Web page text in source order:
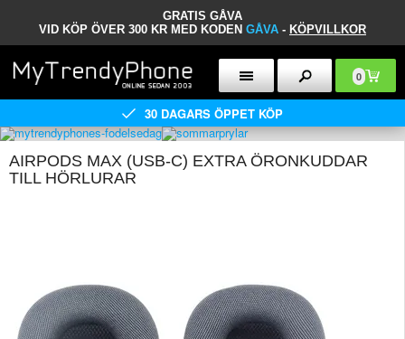
GRATIS GÅVA
VID KÖP ÖVER 300 KR MED KODEN GÅVA - KÖPVILLKOR
0
30 DAGARS ÖPPET KÖP
AIRPODS MAX (USB-C) EXTRA ÖRONKUDDAR
TILL HÖRLURAR